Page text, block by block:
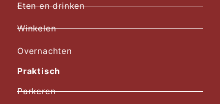
Eten en drinken
Winkelen
Overnachten
Praktisch
Parkeren